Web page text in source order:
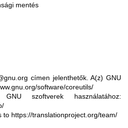
mentés
címen jelenthetők.A(z) GNU
software/coreutils/
szoftverek használatához:
to https://translationproject.org/team/